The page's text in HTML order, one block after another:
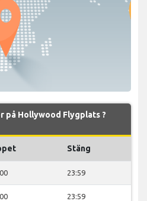
på Hollywood Flygplats ?
Stäng
23:59
23:59